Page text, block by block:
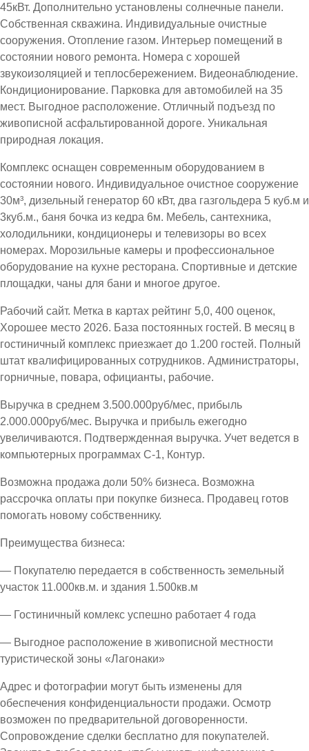
45кВт. Дополнительно установлены солнечные панели.
Собственная скважина. Индивидуальные очистные
сооружения. Отопление газом. Интерьер помещений в
состоянии нового ремонта. Номера с хорошей
звукоизоляцией и теплосбережением. Видеонаблюдение.
Кондиционирование. Парковка для автомобилей на 35
мест. Выгодное расположение. Отличный подъезд по
живописной асфальтированной дороге. Уникальная
природная локация.
Комплекс оснащен современным оборудованием в
состоянии нового. Индивидуальное очистное сооружение
30м³, дизельный генератор 60 кВт, два газгольдера 5 куб.м и
3куб.м., баня бочка из кедра 6м. Мебель, сантехника,
холодильники, кондиционеры и телевизоры во всех
номерах. Морозильные камеры и профессиональное
оборудование на кухне ресторана. Спортивные и детские
площадки, чаны для бани и многое другое.
Рабочий сайт. Метка в картах рейтинг 5,0, 400 оценок,
Хорошее место 2026. База постоянных гостей. В месяц в
гостиничный комплекс приезжает до 1.200 гостей. Полный
штат квалифицированных сотрудников. Администраторы,
горничные, повара, официанты, рабочие.
Выручка в среднем 3.500.000руб/мес, прибыль
2.000.000руб/мес. Выручка и прибыль ежегодно
увеличиваются. Подтвержденная выручка. Учет ведется в
компьютерных программах С-1, Контур.
Возможна продажа доли 50% бизнеса. Возможна
рассрочка оплаты при покупке бизнеса. Продавец готов
помогать новому собственнику.
Преимущества бизнеса:
— Покупателю передается в собственность земельный
участок 11.000кв.м. и здания 1.500кв.м
— Гостиничный комлекс успешно работает 4 года
— Выгодное расположение в живописной местности
туристической зоны «Лагонаки»
Адрес и фотографии могут быть изменены для
обеспечения конфиденциальности продажи. Осмотр
возможен по предварительной договоренности.
Сопровождение сделки бесплатно для покупателей.